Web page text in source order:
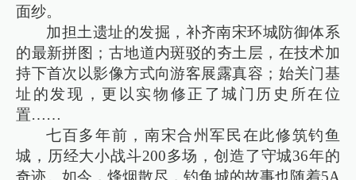
面纱。
加担土遗址的发掘，补齐南宋环城防御体系
的最新拼图；古地道内斑驳的夯土层，在技术加
持下首次以影像方式向游客展露真容；始关门基
址的发现，更以实物修正了城门历史所在位
置……
七百多年前，南宋合州军民在此修筑钓鱼
城，历经大小战斗200多场，创造了守城36年的
奇迹。如今，烽烟散尽，钓鱼城的故事也随着5A